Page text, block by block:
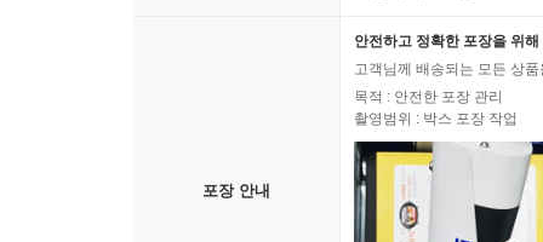
포장 안내
안전하고 정확한 포장을 위
고객님께 배송되는 모든 상
목적 : 안전한 포장 관리
촬영범위 : 박스 포장 작업